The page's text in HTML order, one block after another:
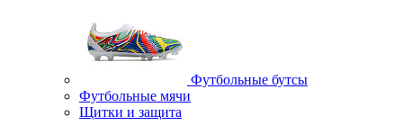
Футбольные бутсы
Футбольные мячи
Щитки и защита